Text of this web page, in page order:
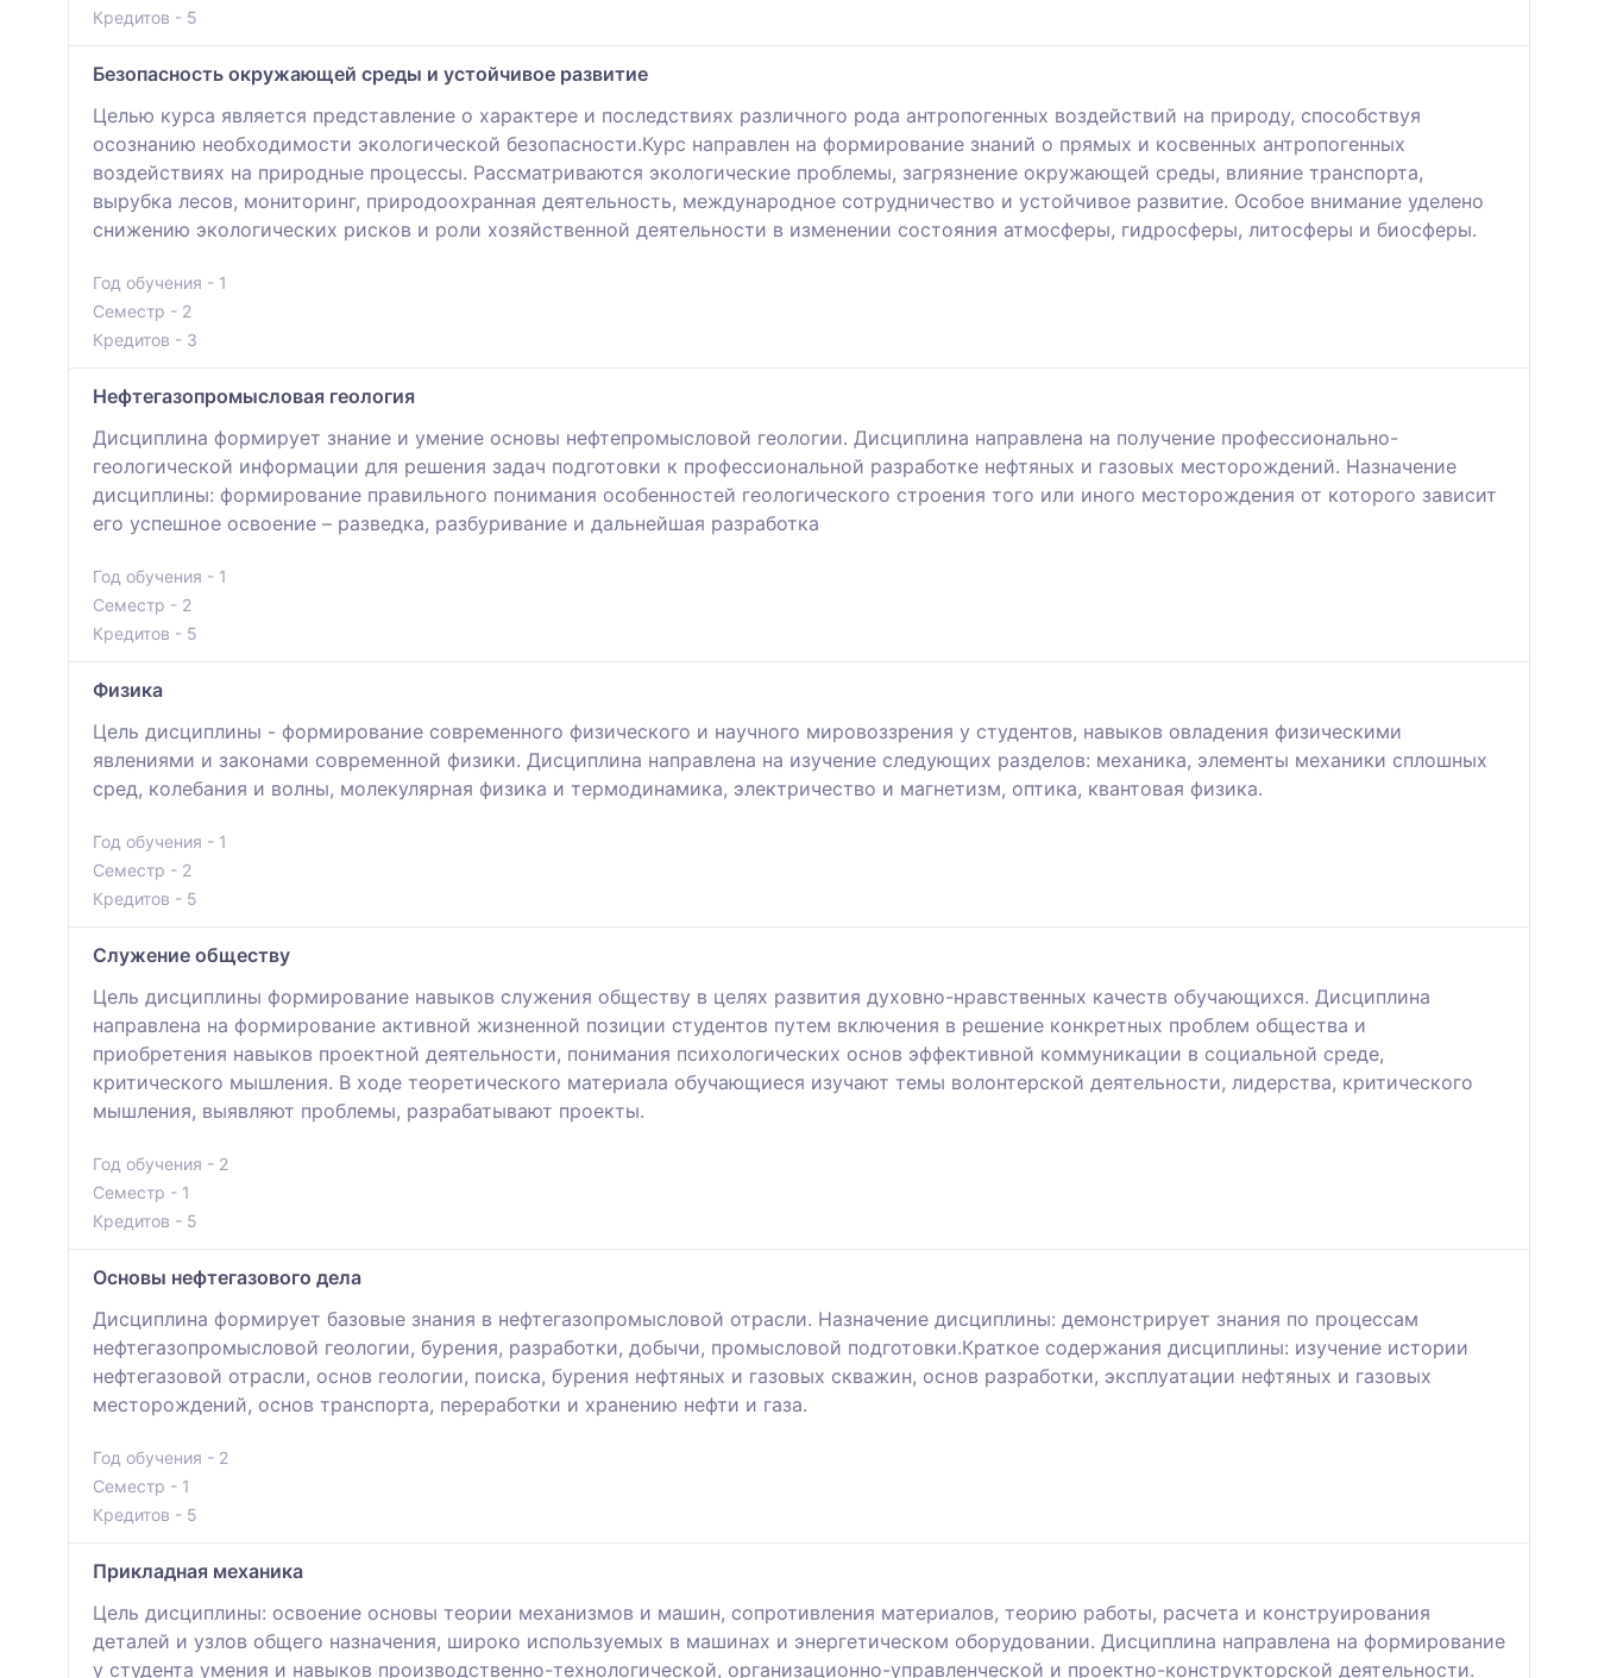
Кредитов - 5
Безопасность окружающей среды и устойчивое развитие
Целью курса является представление о характере и последствиях различного рода антропогенных воздействий на природу, способствуя
осознанию необходимости экологической безопасности.Курс направлен на формирование знаний о прямых и косвенных антропогенных
воздействиях на природные процессы. Рассматриваются экологические проблемы, загрязнение окружающей среды, влияние транспорта,
вырубка лесов, мониторинг, природоохранная деятельность, международное сотрудничество и устойчивое развитие. Особое внимание уделено
снижению экологических рисков и роли хозяйственной деятельности в изменении состояния атмосферы, гидросферы, литосферы и биосферы.
Год обучения - 1
Семестр - 2
Кредитов - 3
Нефтегазопромысловая геология
Дисциплина формирует знание и умение основы нефтепромысловой геологии. Дисциплина направлена на получение профессионально-
геологической информации для решения задач подготовки к профессиональной разработке нефтяных и газовых месторождений. Назначение
дисциплины: формирование правильного понимания особенностей геологического строения того или иного месторождения от которого зависит
его успешное освоение – разведка, разбуривание и дальнейшая разработка
Год обучения - 1
Семестр - 2
Кредитов - 5
Физика
Цель дисциплины - формирование современного физического и научного мировоззрения у студентов, навыков овладения физическими
явлениями и законами современной физики. Дисциплина направлена на изучение следующих разделов: механика, элементы механики сплошных
сред, колебания и волны, молекулярная физика и термодинамика, электричество и магнетизм, оптика, квантовая физика.
Год обучения - 1
Семестр - 2
Кредитов - 5
Служение обществу
Цель дисциплины формирование навыков служения обществу в целях развития духовно-нравственных качеств обучающихся. Дисциплина
направлена на формирование активной жизненной позиции студентов путем включения в решение конкретных проблем общества и
приобретения навыков проектной деятельности, понимания психологических основ эффективной коммуникации в социальной среде,
критического мышления. В ходе теоретического материала обучающиеся изучают темы волонтерской деятельности, лидерства, критического
мышления, выявляют проблемы, разрабатывают проекты.
Год обучения - 2
Семестр - 1
Кредитов - 5
Основы нефтегазового дела
Дисциплина формирует базовые знания в нефтегазопромысловой отрасли. Назначение дисциплины: демонстрирует знания по процессам
нефтегазопромысловой геологии, бурения, разработки, добычи, промысловой подготовки.Краткое содержания дисциплины: изучение истории
нефтегазовой отрасли, основ геологии, поиска, бурения нефтяных и газовых скважин, основ разработки, эксплуатации нефтяных и газовых
месторождений, основ транспорта, переработки и хранению нефти и газа.
Год обучения - 2
Семестр - 1
Кредитов - 5
Прикладная механика
Цель дисциплины: освоение основы теории механизмов и машин, сопротивления материалов, теорию работы, расчета и конструирования
деталей и узлов общего назначения, широко используемых в машинах и энергетическом оборудовании. Дисциплина направлена на формирование
у студента умения и навыков производственно-технологической, организационно-управленческой и проектно-конструкторской деятельности.